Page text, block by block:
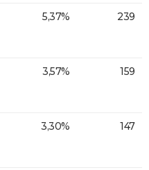
5,37% 239
3,57% 159
3,30% 147